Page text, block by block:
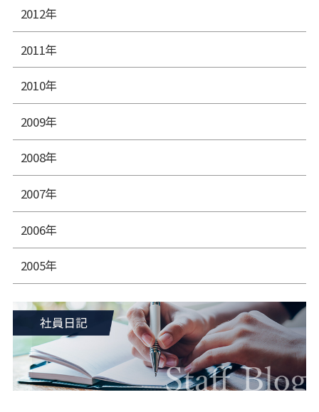
2012年
2011年
2010年
2009年
2008年
2007年
2006年
2005年